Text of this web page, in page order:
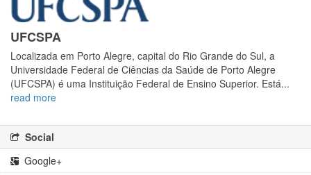
UFCSPA
Localizada em Porto Alegre, capital do Rio Grande do Sul, a
Universidade Federal de Ciências da Saúde de Porto Alegre
(UFCSPA) é uma Instituição Federal de Ensino Superior. Está...
read more
Social
Google+